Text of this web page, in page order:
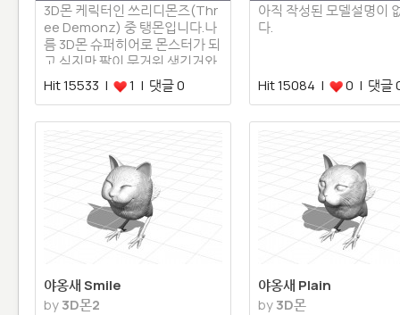
3D몬 케릭터인 쓰리디몬즈(Thr
ee Demonz) 중 탱몬입니다.나
름 3D몬 슈퍼히어로 몬스터가 되
고 싶지만 팔이 무거워 생긴거와
는 다르게…
Hit 15533 | 1 | 댓글 0
아직 작성된 모델설명이
다.
Hit 15084 | 0 | 댓글
야옹새 Smile
by3D몬2
야옹새 Plain
by3D몬